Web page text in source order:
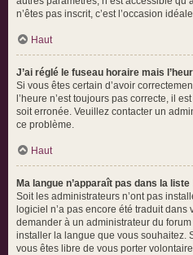
n’êtes pas inscrit, c’est l’occasion
Haut
J’ai réglé le fuseau horaire mais
Si vous êtes certain d’avoir
l’heure n’est toujours pas correcte, il
soit erronée. Veuillez contacter un
ce problème.
Haut
Ma langue n’apparaît pas dans la liste
Soit les administrateurs n’ont pas
logiciel n’a pas encore été traduit dans
demander à un administrateur du forum
installer la langue que vous souhaitez.
vous êtes libre de vous porter